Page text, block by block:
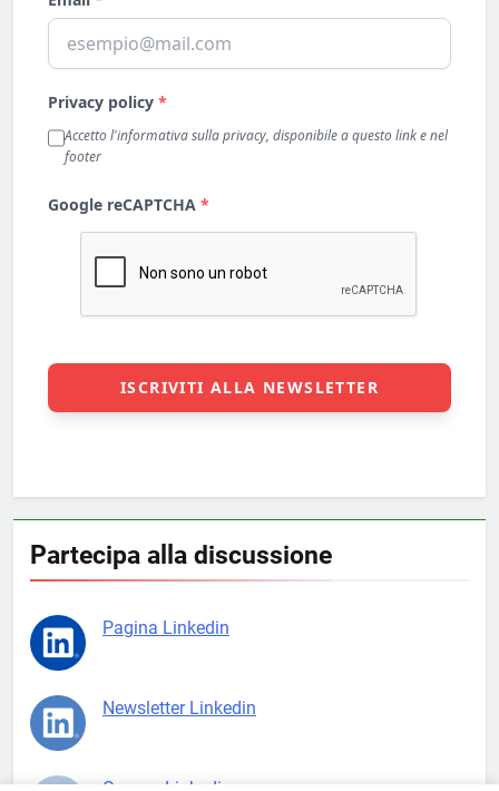
Partecipa alla discussione
Pagina Linkedin
Newsletter Linkedin